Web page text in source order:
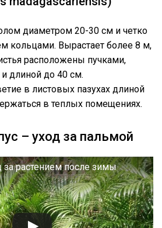
диаметром 20-30 см и четко
кольцами. Вырастает более 8 м,
расположены пучками,
длиной до 40 см.
в листовых пазухах длиной
в теплых помещениях.
– уход за пальмой
за растением после зимы